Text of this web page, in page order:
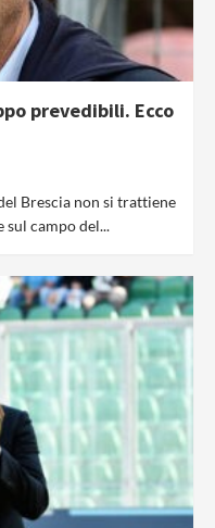
prevedibili. Ecco
Brescia non si trattiene
campo del...